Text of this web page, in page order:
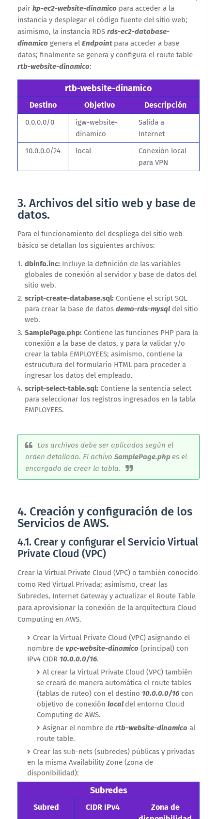
pair kp-ec2-website-dinamico para acceder a la
instancia y desplegar el código fuente del sitio web;
asimismo, la instancia RDS rds-ec2-database-
dinamico genera el Endpoint para acceder a base
datos; finalmente se genera y configura el route table
rtb-website-dinamico:
rtb-website-dinamico
Destino Objetivo Descripción
0.0.0.0/0
igw-website-
dinamico
Salida a
Internet
10.0.0.0/24
local
Conexión local
para VPN
3. Archivos del sitio web y base de
datos.
Para el funcionamiento del despliega del sitio web
básico se detallan los siguientes archivos:
dbinfo.inc: Incluye la definición de las variables
globales de conexión al servidor y base de datos del
sitio web.
script-create-database.sql: Contiene el script SQL
para crear la base de datos demo-rds-mysql del sitio
web.
SamplePage.php: Contiene las funciones PHP para la
conexión a la base de datos, y para la validar y/o
crear la tabla EMPLOYEES; asimismo, contiene la
estrucutura del formulario HTML para proceder a
ingresar los datos del empleado.
script-select-table.sql: Contiene la sentencia select
para seleccionar los registros ingresados en la tabla
EMPLOYEES.
Los archivos debe ser aplicados según el
orden detallado. El achivo SamplePage.php es el
encargado de crear la tabla.
4. Creación y configuración de los
Servicios de AWS.
4.1. Crear y configurar el Servicio Virtual
Private Cloud (VPC)
Crear la Virtual Private Cloud (VPC) o también conocido
como Red Virtual Privada; asimismo, crear las
Subredes, Internet Gateway y actualizar el Route Table
para aprovisionar la conexión de la arquitectura Cloud
Computing en AWS.
Crear la Virtual Private Cloud (VPC) asignando el
nombre de vpc-website-dinamico (principal) con
IPv4 CIDR 10.0.0.0/16.
Al crear la Virtual Private Cloud (VPC) también
se creará de manera automática el route tables
(tablas de ruteo) con el destino 10.0.0.0/16 con
objetivo de conexión local del entorno Cloud
Computing de AWS.
Asignar el nombre de rtb-website-dinamico al
route table.
Crear las sub-nets (subredes) públicas y privadas
en la misma Availability Zone (zona de
disponibilidad):
Subredes
Subred CIDR IPv4
Zona de